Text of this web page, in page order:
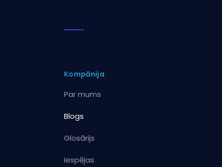
Kompānija
Par mums
Blogs
Glosārijs
Iespējas